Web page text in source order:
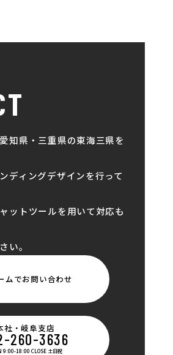
知県・三重県の東海三県を
ディングデザインを行って
ットツールを用いて対応も
い。
ムでお問い合わせ
社・岐阜支店
260-3636
9:00-18:00 CLOSE 土日祝